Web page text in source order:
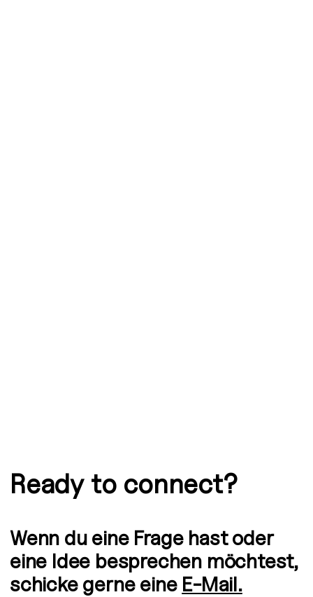
Ready to connect?
Wenn du eine Frage hast oder
eine Idee besprechen möchtest,
schicke gerne eine E-Mail.